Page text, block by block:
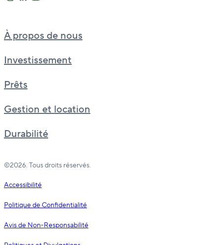
À propos de nous
Investissement
Prêts
Gestion et location
Durabilité
©2026. Tous droits réservés.
Accessibilité
Politique de Confidentialité
Avis de Non-Responsabilité